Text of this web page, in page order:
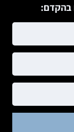
בהקדם: